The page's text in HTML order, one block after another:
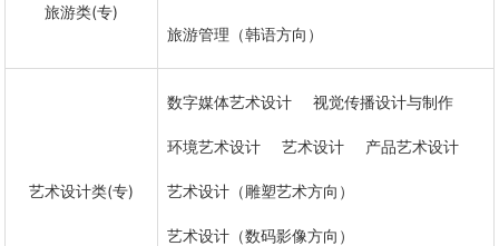
旅游类(专)
旅游管理（韩语方向）
艺术设计类(专)
数字媒体艺术设计 视觉传播设计与制作
环境艺术设计 艺术设计 产品艺术设计
艺术设计（雕塑艺术方向）
艺术设计（数码影像方向）